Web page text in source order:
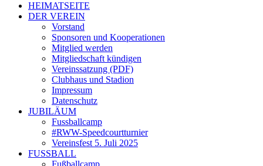
HEIMATSEITE
DER VEREIN
Vorstand
Sponsoren und Kooperationen
Mitglied werden
Mitgliedschaft kündigen
Vereinssatzung (PDF)
Clubhaus und Stadion
Impressum
Datenschutz
JUBILÄUM
Fussballcamp
#RWW-Speedcourtturnier
Vereinsfest 5. Juli 2025
FUSSBALL
Fußballcamp